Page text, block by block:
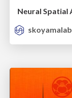
skoyamalab